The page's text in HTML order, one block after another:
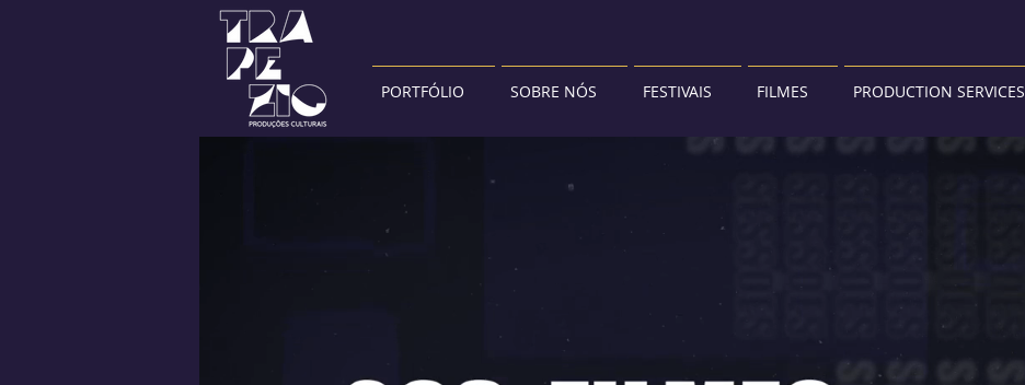
PORTFÓLIO SOBRE NÓS FESTIVAIS FILMES PRODUCTION SERVICES